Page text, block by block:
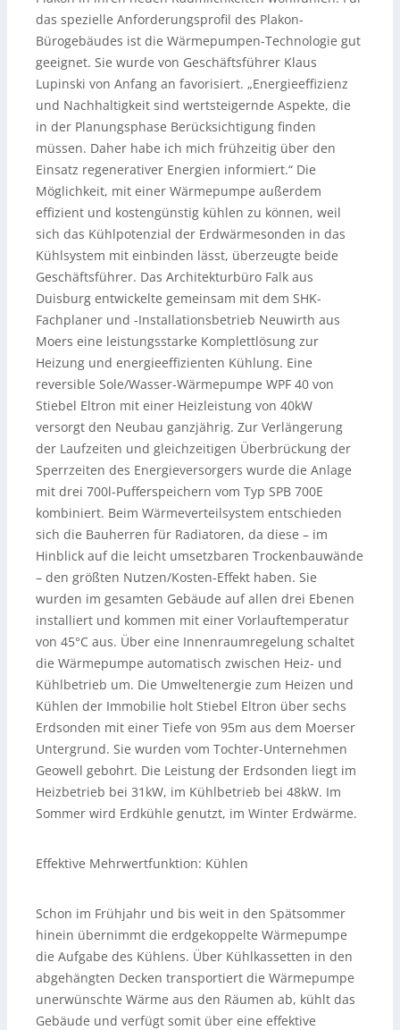
das spezielle Anforderungsprofil des Plakon-
Bürogebäudes ist die Wärmepumpen-Technologie gut
geeignet. Sie wurde von Geschäftsführer Klaus
Lupinski von Anfang an favorisiert. „Energieeffizienz
und Nachhaltigkeit sind wertsteigernde Aspekte, die
in der Planungsphase Berücksichtigung finden
müssen. Daher habe ich mich frühzeitig über den
Einsatz regenerativer Energien informiert.“ Die
Möglichkeit, mit einer Wärmepumpe außerdem
effizient und kostengünstig kühlen zu können, weil
sich das Kühlpotenzial der Erdwärmesonden in das
Kühlsystem mit einbinden lässt, überzeugte beide
Geschäftsführer. Das Architekturbüro Falk aus
Duisburg entwickelte gemeinsam mit dem SHK-
Fachplaner und -Installationsbetrieb Neuwirth aus
Moers eine leistungsstarke Komplettlösung zur
Heizung und energieeffizienten Kühlung. Eine
reversible Sole/Wasser-Wärmepumpe WPF 40 von
Stiebel Eltron mit einer Heizleistung von 40kW
versorgt den Neubau ganzjährig. Zur Verlängerung
der Laufzeiten und gleichzeitigen Überbrückung der
Sperrzeiten des Energieversorgers wurde die Anlage
mit drei 700l-Pufferspeichern vom Typ SPB 700E
kombiniert. Beim Wärmeverteilsystem entschieden
sich die Bauherren für Radiatoren, da diese – im
Hinblick auf die leicht umsetzbaren Trockenbauwände
– den größten Nutzen/Kosten-Effekt haben. Sie
wurden im gesamten Gebäude auf allen drei Ebenen
installiert und kommen mit einer Vorlauftemperatur
von 45°C aus. Über eine Innenraumregelung schaltet
die Wärmepumpe automatisch zwischen Heiz- und
Kühlbetrieb um. Die Umweltenergie zum Heizen und
Kühlen der Immobilie holt Stiebel Eltron über sechs
Erdsonden mit einer Tiefe von 95m aus dem Moerser
Untergrund. Sie wurden vom Tochter-Unternehmen
Geowell gebohrt. Die Leistung der Erdsonden liegt im
Heizbetrieb bei 31kW, im Kühlbetrieb bei 48kW. Im
Sommer wird Erdkühle genutzt, im Winter Erdwärme.
Effektive Mehrwertfunktion: Kühlen
Schon im Frühjahr und bis weit in den Spätsommer
hinein übernimmt die erdgekoppelte Wärmepumpe
die Aufgabe des Kühlens. Über Kühlkassetten in den
abgehängten Decken transportiert die Wärmepumpe
unerwünschte Wärme aus den Räumen ab, kühlt das
Gebäude und verfügt somit über eine effektive